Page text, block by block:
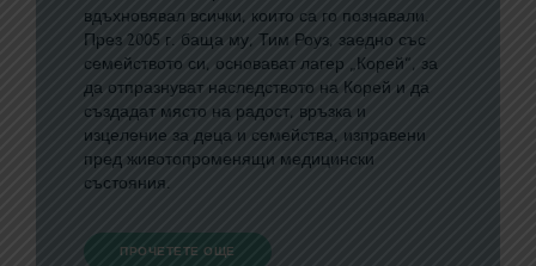
вдъхновявал всички, които са го познавали.
През 2005 г. баща му, Тим Роуз, заедно със
семейството си, основават лагер „Корей“, за
да отпразнуват наследството на Корей и да
създадат място на радост, връзка и
изцеление за деца и семейства, изправени
пред животопроменящи медицински
състояния.
ПРОЧЕТЕТЕ ОЩЕ